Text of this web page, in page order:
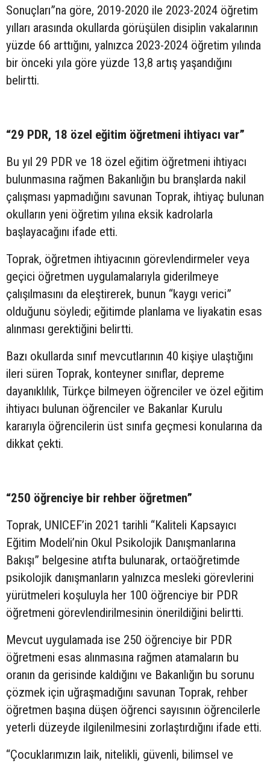
Sonuçları”na göre, 2019-2020 ile 2023-2024 öğretim
yılları arasında okullarda görüşülen disiplin vakalarının
yüzde 66 arttığını, yalnızca 2023-2024 öğretim yılında
bir önceki yıla göre yüzde 13,8 artış yaşandığını
belirtti.
“29 PDR, 18 özel eğitim öğretmeni ihtiyacı var”
Bu yıl 29 PDR ve 18 özel eğitim öğretmeni ihtiyacı
bulunmasına rağmen Bakanlığın bu branşlarda nakil
çalışması yapmadığını savunan Toprak, ihtiyaç bulunan
okulların yeni öğretim yılına eksik kadrolarla
başlayacağını ifade etti.
Toprak, öğretmen ihtiyacının görevlendirmeler veya
geçici öğretmen uygulamalarıyla giderilmeye
çalışılmasını da eleştirerek, bunun “kaygı verici”
olduğunu söyledi; eğitimde planlama ve liyakatin esas
alınması gerektiğini belirtti.
Bazı okullarda sınıf mevcutlarının 40 kişiye ulaştığını
ileri süren Toprak, konteyner sınıflar, depreme
dayanıklılık, Türkçe bilmeyen öğrenciler ve özel eğitim
ihtiyacı bulunan öğrenciler ve Bakanlar Kurulu
kararıyla öğrencilerin üst sınıfa geçmesi konularına da
dikkat çekti.
“250 öğrenciye bir rehber öğretmen”
Toprak, UNICEF’in 2021 tarihli “Kaliteli Kapsayıcı
Eğitim Modeli’nin Okul Psikolojik Danışmanlarına
Bakışı” belgesine atıfta bulunarak, ortaöğretimde
psikolojik danışmanların yalnızca mesleki görevlerini
yürütmeleri koşuluyla her 100 öğrenciye bir PDR
öğretmeni görevlendirilmesinin önerildiğini belirtti.
Mevcut uygulamada ise 250 öğrenciye bir PDR
öğretmeni esas alınmasına rağmen atamaların bu
oranın da gerisinde kaldığını ve Bakanlığın bu sorunu
çözmek için uğraşmadığını savunan Toprak, rehber
öğretmen başına düşen öğrenci sayısının öğrencilerle
yeterli düzeyde ilgilenilmesini zorlaştırdığını ifade etti.
“Çocuklarımızın laik, nitelikli, güvenli, bilimsel ve